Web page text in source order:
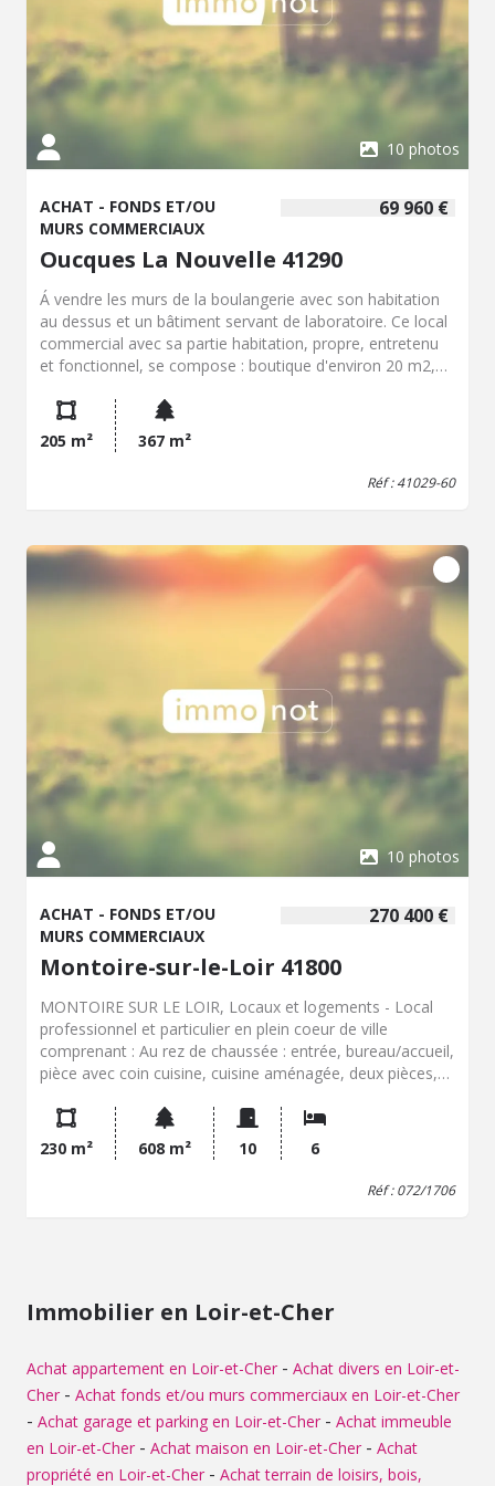
10 photos
69 960 €
ACHAT - FONDS ET/OU
MURS COMMERCIAUX
Oucques La Nouvelle 41290
Á vendre les murs de la boulangerie avec son habitation
au dessus et un bâtiment servant de laboratoire. Ce local
commercial avec sa partie habitation, propre, entretenu
et fonctionnel, se compose : boutique d'environ 20 m2,
WC, autre chambre, bureau. Grenier. Puits. Le laboratoire
avec grenier se compose : grande pièce avec four, espace
plonge, espace fabrication, réserve, vestiaire composé
d'une douche et un WC. Petite cours relaxante. À
Parking libre également disponible juste devant le
commerce pour la clientèle. Oucques la Nouvelle, ville
dynamique, à 20 min nord de Blois. Emplacement idéal au
coeur d'une commune disposant de tous les commerces
et services essentiels : coiffure, banques, boucherie, bar,
restaurant, pharmacie, maison médicale, opticien,
205 m² 367 m²
Réf : 41029-60
10 photos
270 400 €
ACHAT - FONDS ET/OU
MURS COMMERCIAUX
Montoire-sur-le-Loir 41800
MONTOIRE SUR LE LOIR, Locaux et logements - Local
professionnel et particulier en plein coeur de ville
comprenant : Au rez de chaussée : entrée, bureau/accueil,
pièce avec coin cuisine, cuisine aménagée, deux pièces,
chambres, une salle de bains, wc, un point d'eau et
dressing Au 2éme étage : une grande chambre; En
extérieur : une cave, une pièce avec cheminée en cours
de travaux, un wc. Une charmante cour intérieur donnant
Hon. Négo :260 000 € - Réf : 072/1706
230 m² 608 m² 10 6
Réf : 072/1706
Immobilier en Loir-et-Cher
Achat appartement en Loir-et-Cher - Achat divers en Loir-et-
Cher - Achat fonds et/ou murs commerciaux en Loir-et-Cher
- Achat garage et parking en Loir-et-Cher - Achat immeuble
en Loir-et-Cher - Achat maison en Loir-et-Cher - Achat
propriété en Loir-et-Cher - Achat terrain de loisirs, bois,